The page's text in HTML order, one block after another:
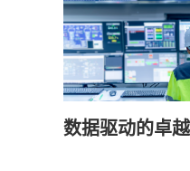
数据驱动的卓